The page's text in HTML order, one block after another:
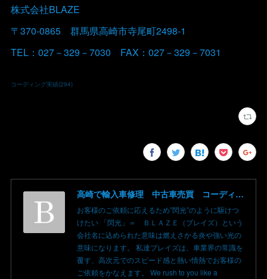
株式会社BLAZE
〒370-0865 群馬県高崎市寺尾町2498-1
TEL：027－329－7030 FAX：027－329－7031
コーディング実績(294)
高崎で輸入車修理 中古車売買 コーディングならBLAZE（ブレイズ）へ│BLAZE Total Car Support & Modify in Takasaki Gunma
お客様のご依頼に応えるため”閃光”のように駆けつ
けたい 「閃光」＝ ＢＬＡＺＥ（ブレイズ）という
会社名に込められた意味は燃えさかる炎や強い光の
意味になります。 私達ブレイズは、車業界の常識を
覆す、高次元でのスピード感と熱い情熱でお客様の
ご依頼をかなえます。 We rush to you like a